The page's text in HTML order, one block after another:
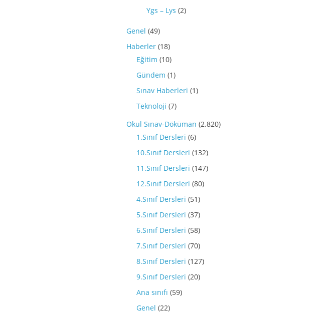
Ygs – Lys (2)
Genel (49)
Haberler (18)
Eğitim (10)
Gündem (1)
Sınav Haberleri (1)
Teknoloji (7)
Okul Sınav-Döküman (2.820)
1.Sınıf Dersleri (6)
10.Sınıf Dersleri (132)
11.Sınıf Dersleri (147)
12.Sınıf Dersleri (80)
4.Sınıf Dersleri (51)
5.Sınıf Dersleri (37)
6.Sınıf Dersleri (58)
7.Sınıf Dersleri (70)
8.Sınıf Dersleri (127)
9.Sınıf Dersleri (20)
Ana sınıfı (59)
Genel (22)